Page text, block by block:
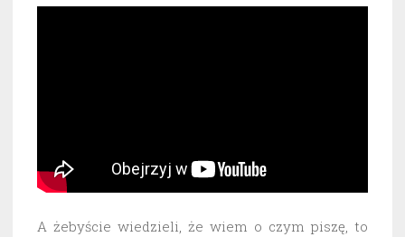
A żebyście wiedzieli, że wiem o czym piszę, to